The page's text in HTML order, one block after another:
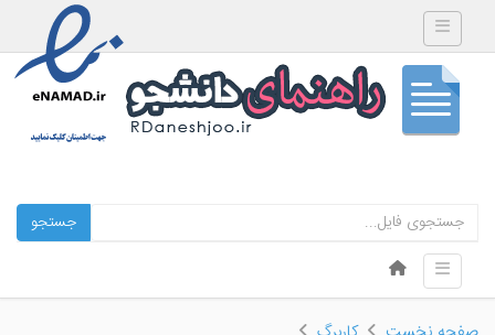
Toggle navigation
جستجو
Menu
Skip to content
Toggle navigation